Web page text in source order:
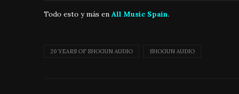
Todo esto y más en All Music Spain.
20 YEARS OF SHOGUN AUDIO SHOGUN AUDIO